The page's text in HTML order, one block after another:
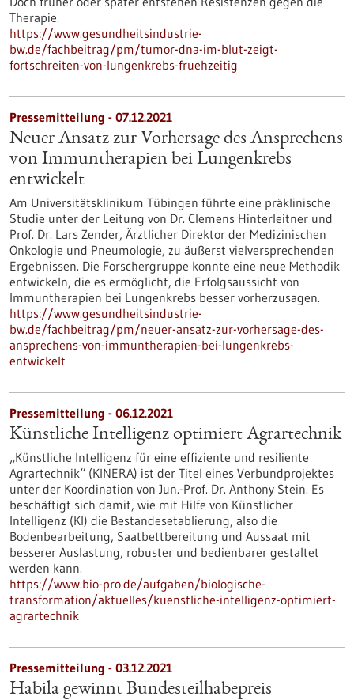
Therapie.
https://www.gesundheitsindustrie-
bw.de/fachbeitrag/pm/tumor-dna-im-blut-zeigt-
fortschreiten-von-lungenkrebs-fruehzeitig
Pressemitteilung - 07.12.2021
Neuer Ansatz zur Vorhersage des Ansprechens
von Immuntherapien bei Lungenkrebs
entwickelt
Am Universitätsklinikum Tübingen führte eine präklinische
Studie unter der Leitung von Dr. Clemens Hinterleitner und
Prof. Dr. Lars Zender, Ärztlicher Direktor der Medizinischen
Onkologie und Pneumologie, zu äußerst vielversprechenden
Ergebnissen. Die Forschergruppe konnte eine neue Methodik
entwickeln, die es ermöglicht, die Erfolgsaussicht von
Immuntherapien bei Lungenkrebs besser vorherzusagen.
https://www.gesundheitsindustrie-
bw.de/fachbeitrag/pm/neuer-ansatz-zur-vorhersage-des-
ansprechens-von-immuntherapien-bei-lungenkrebs-
entwickelt
Pressemitteilung - 06.12.2021
Künstliche Intelligenz optimiert Agrartechnik
„Künstliche Intelligenz für eine effiziente und resiliente
Agrartechnik“ (KINERA) ist der Titel eines Verbundprojektes
unter der Koordination von Jun.-Prof. Dr. Anthony Stein. Es
beschäftigt sich damit, wie mit Hilfe von Künstlicher
Intelligenz (KI) die Bestandesetablierung, also die
Bodenbearbeitung, Saatbettbereitung und Aussaat mit
besserer Auslastung, robuster und bedienbarer gestaltet
werden kann.
https://www.bio-pro.de/aufgaben/biologische-
transformation/aktuelles/kuenstliche-intelligenz-optimiert-
agrartechnik
Pressemitteilung - 03.12.2021
Habila gewinnt Bundesteilhabepreis